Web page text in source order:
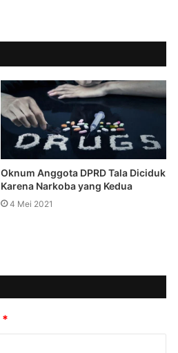
Oknum Anggota DPRD Tala Diciduk
Karena Narkoba yang Kedua
4 Mei 2021
*